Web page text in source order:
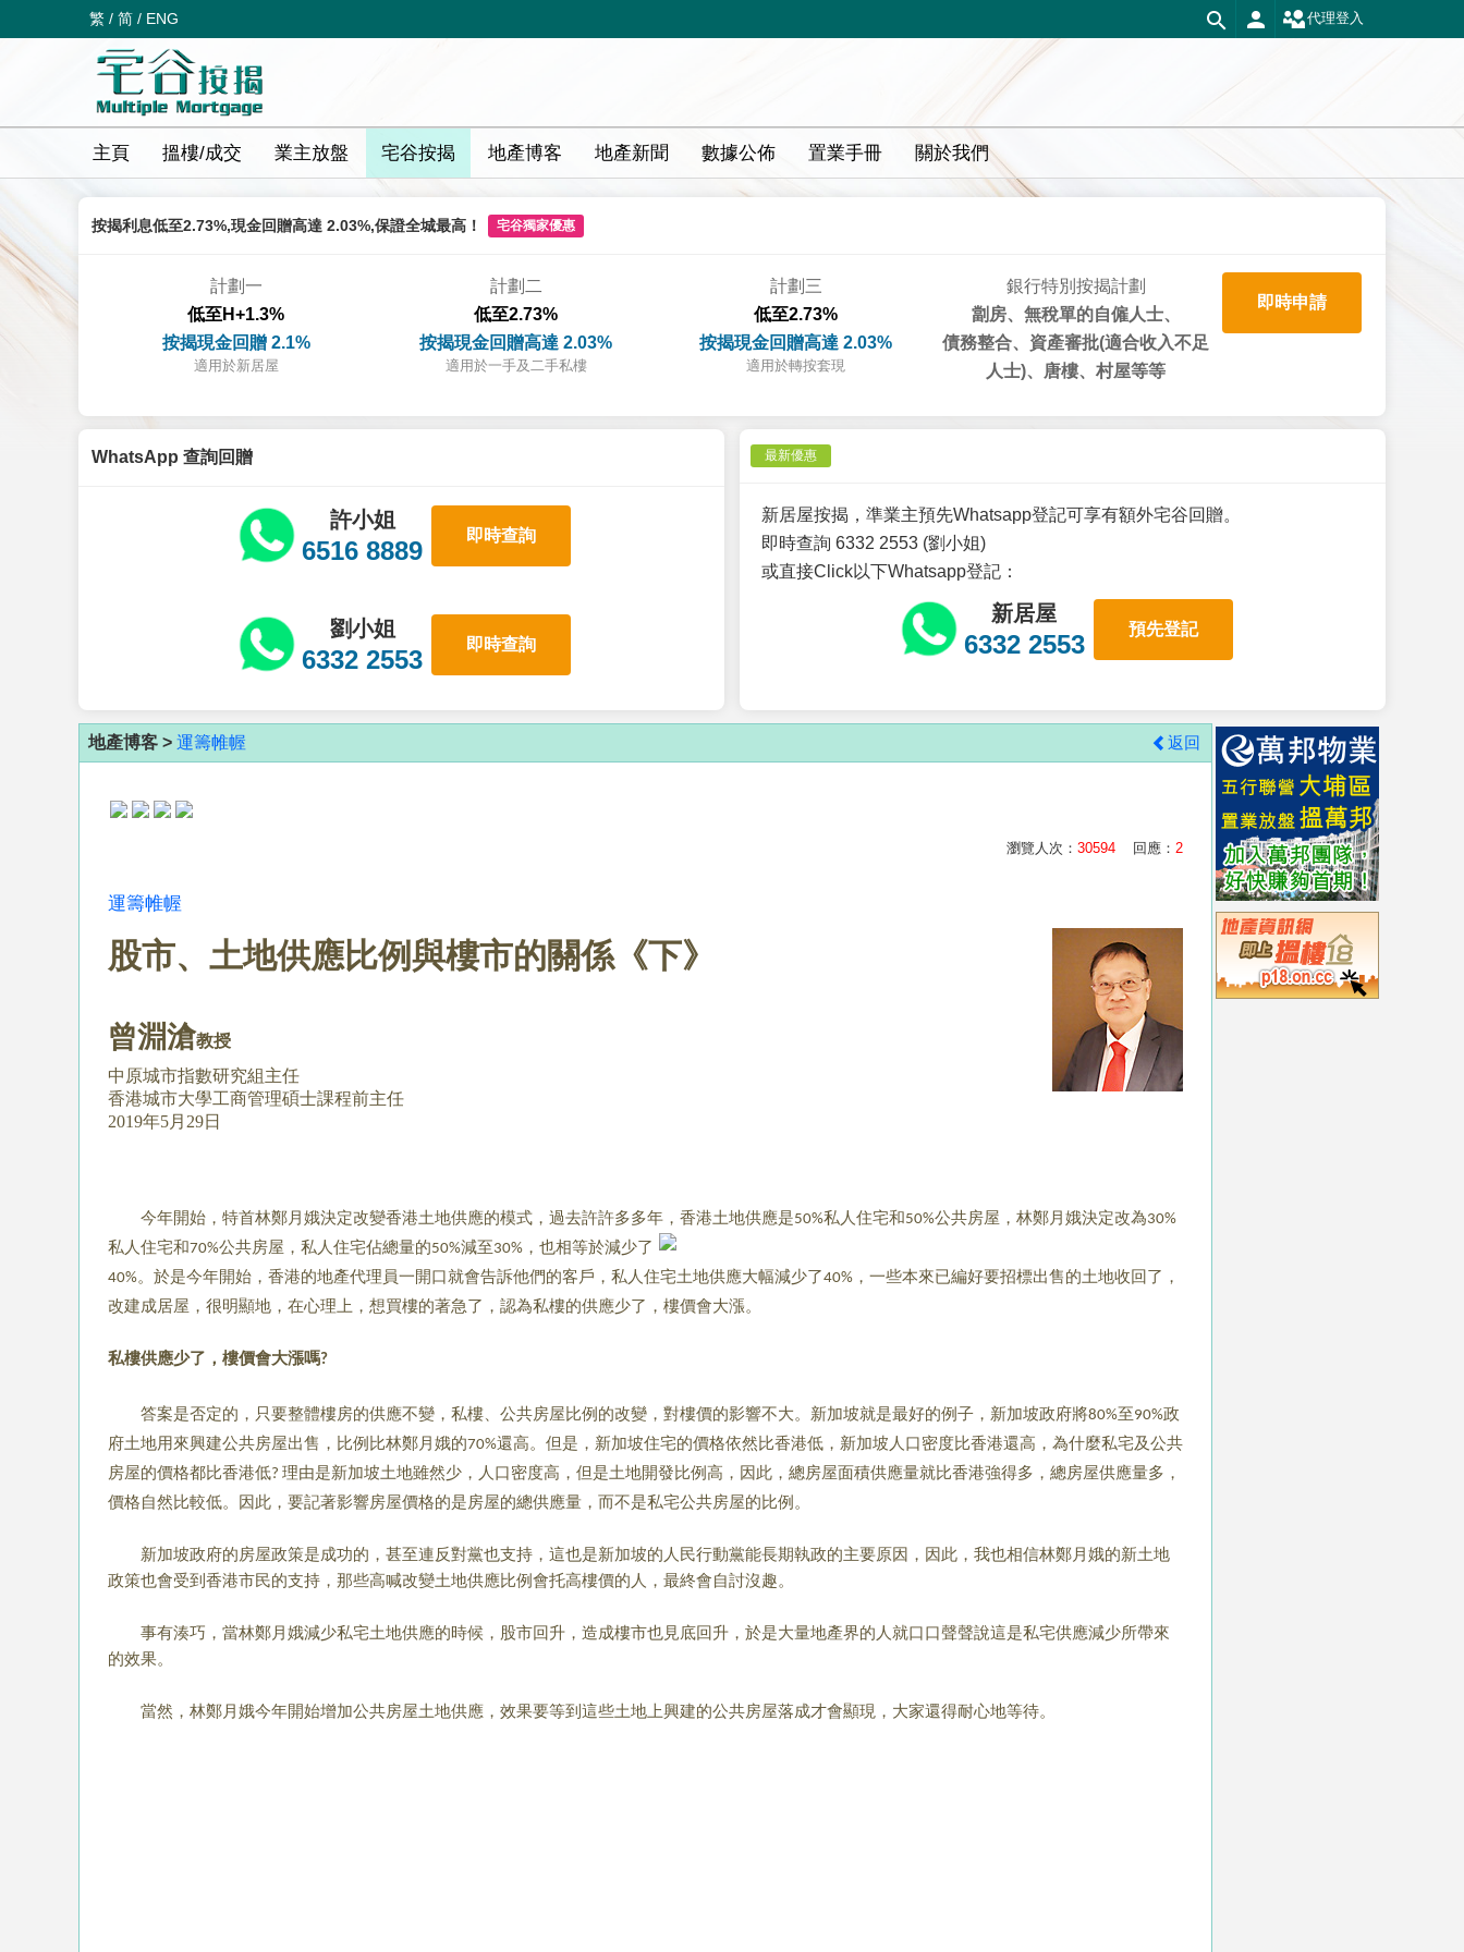
繁 / 简 / ENG 代理登入
主頁 搵樓/成交 業主放盤 宅谷按揭 地產博客 地產新聞 數據公佈 置業手冊 關於我們
按揭利息低至2.73%,現金回贈高達 2.03%,保證全城最高！ 宅谷獨家優惠
計劃一
低至H+1.3%
按揭現金回贈 2.1%
適用於新居屋
計劃二
低至2.73%
按揭現金回贈高達 2.03%
適用於一手及二手私樓
計劃三
低至2.73%
按揭現金回贈高達 2.03%
適用於轉按套現
銀行特別按揭計劃
劏房、無稅單的自僱人士、
債務整合、資產審批(適合收入不足
人士)、唐樓、村屋等等
即時申請
WhatsApp 查詢回贈
許小姐
6516 8889
即時查詢
劉小姐
6332 2553
即時查詢
最新優惠
新居屋按揭，準業主預先Whatsapp登記可享有額外宅谷回贈。
即時查詢 6332 2553 (劉小姐)
或直接Click以下Whatsapp登記：
新居屋
6332 2553
預先登記
地產博客 > 運籌帷幄 返回
瀏覽人次： 30594 回應： 2
運籌帷幄
股市、土地供應比例與樓市的關係《下》
曾淵滄教授
中原城市指數研究組主任
香港城市大學工商管理碩士課程前主任
2019年5月29日
今年開始，特首林鄭月娥決定改變香港土地供應的模式，過去許許多多年，香港土地供應是50%私人住宅和50%公共房屋，林鄭月娥決定改為30%
私人住宅和70%公共房屋， 私人住宅佔總量的50%減至30% ，也相等於減少了
40%。於是今年開始，香港的地產代理員一開口就會告訴他們的客戶，私人住宅土地供應大幅減少了40% ，一些本來已編好要招標出售的土地收回了，
改建成居屋，很明顯地，在心理上，想買樓的著急了，認為私樓的供應少了，樓價會大漲。
私樓供應少了，樓價會大漲嗎?
答案是否定的，只要整體樓房的供應不變，私樓、公共房屋比例的改變，對樓價的影響不大。新加坡就是最好的例子，新加坡政府將80%至90%政
府土地用來興建公共房屋出售，比例比林鄭月娥的70%還高。但是，新加坡住宅的價格依然比香港低，新加坡人口密度比香港還高，為什麼私宅及公共
房屋的價格都比香港低? 理由是新加坡土地雖然少，人口密度高，但是土地開發比例高，因此，總房屋面積供應量就比香港強得多，總房屋供應量多，
價格自然比較低。因此，要記著影響房屋價格的是房屋的總供應量，而不是私宅公共房屋的比例。
新加坡政府的房屋政策是成功的，甚至連反對黨也支持，這也是新加坡的人民行動黨能長期執政的主要原因，因此，我也相信林鄭月娥的新土地
政策也會受到香港市民的支持，那些高喊改變土地供應比例會托高樓價的人，最終會自討沒趣。
事有湊巧，當林鄭月娥減少私宅土地供應的時候，股市回升，造成樓市也見底回升，於是大量地產界的人就口口聲聲說這是私宅供應減少所帶來
的效果。
當然，林鄭月娥今年開始增加公共房屋土地供應，效果要等到這些土地上興建的公共房屋落成才會顯現，大家還得耐心地等待。